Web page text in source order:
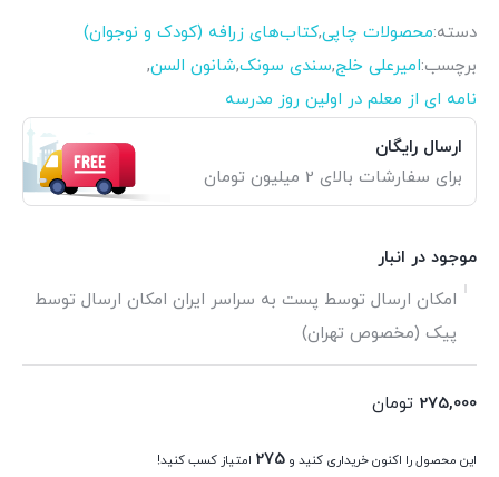
دسته:محصولات چاپی,کتاب‌های زرافه (کودک و نوجوان)
برچسب:امیرعلی خلج,سندی سونک,شانون السن,
نامه ای از معلم در اولین روز مدرسه
ارسال رایگان
برای سفارشات بالای 2 میلیون تومان
موجود در انبار
امکان ارسال توسط پست به سراسر ایران امکان ارسال توسط
پیک (مخصوص تهران)
275,000 تومان
این محصول را اکنون خریداری کنید و 275 امتیاز کسب کنید!